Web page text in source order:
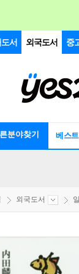
서 외국도서 중
분야찾기 베스트
외국도서